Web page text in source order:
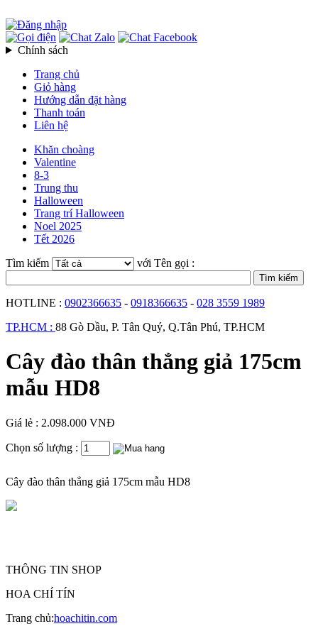
Chính sách
Trang chủ
Giỏ hàng
Hướng dẫn đặt hàng
Thanh toán
Liên hệ
Khăn choàng
Valentine
8-3
Trung thu
Halloween
Trang trí Halloween
Noel 2025
Tết 2026
Tìm kiếm
với Tên gọi :
HOTLINE : 0902366635 - 0918366635 - 028 3559 1989
TP.HCM : 88 Gò Dầu, P. Tân Quý, Q.Tân Phú, TP.HCM
Cây đào thân thẳng giả 175cm
mẫu HD8
Giá lẻ : 2.098.000 VNĐ
Chọn số lượng :
Cây đào thân thẳng giả 175cm mẫu HD8
THÔNG TIN SHOP
HOA CHÍ TÍN
Trang chủ:hoachitin.com